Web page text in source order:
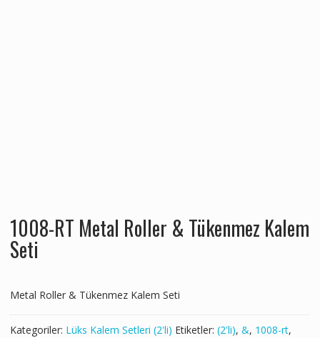
1008-RT Metal Roller & Tükenmez Kalem
Seti
Metal Roller & Tükenmez Kalem Seti
Kategoriler: Lüks Kalem Setleri (2'li) Etiketler: (2'li), &, 1008-rt,